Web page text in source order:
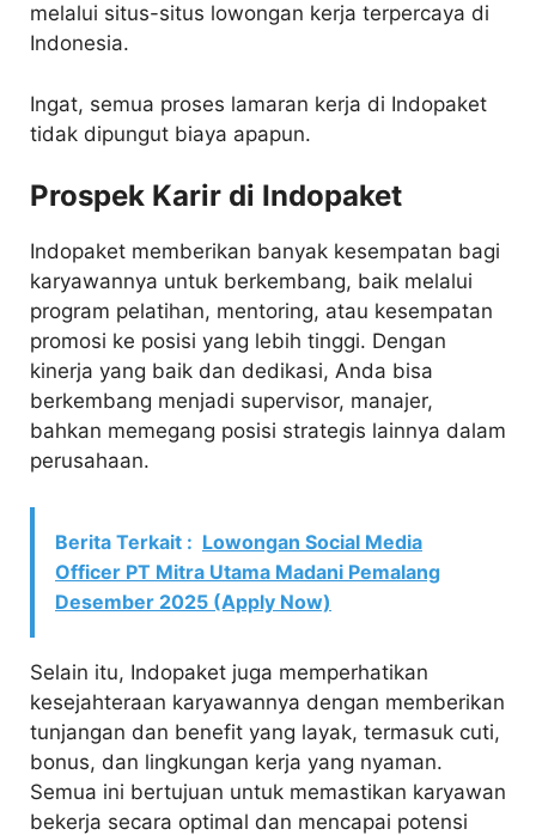
melalui situs-situs lowongan kerja terpercaya di
Indonesia.
Ingat, semua proses lamaran kerja di Indopaket
tidak dipungut biaya apapun.
Prospek Karir di Indopaket
Indopaket memberikan banyak kesempatan bagi
karyawannya untuk berkembang, baik melalui
program pelatihan, mentoring, atau kesempatan
promosi ke posisi yang lebih tinggi. Dengan
kinerja yang baik dan dedikasi, Anda bisa
berkembang menjadi supervisor, manajer,
bahkan memegang posisi strategis lainnya dalam
perusahaan.
Berita Terkait : Lowongan Social Media
Officer PT Mitra Utama Madani Pemalang
Desember 2025 (Apply Now)
Selain itu, Indopaket juga memperhatikan
kesejahteraan karyawannya dengan memberikan
tunjangan dan benefit yang layak, termasuk cuti,
bonus, dan lingkungan kerja yang nyaman.
Semua ini bertujuan untuk memastikan karyawan
bekerja secara optimal dan mencapai potensi